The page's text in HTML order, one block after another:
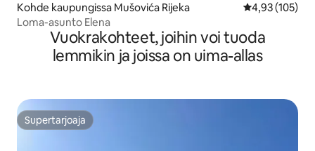
Kohde kaupungissa Mušovića Rijeka
4,93 (105)
Loma-asunto Elena
Vuokrakohteet, joihin voi tuoda
lemmikin ja joissa on uima-allas
Supertarjoaja
Supertarjoaja